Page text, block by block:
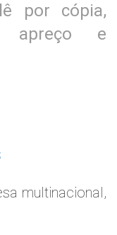
por cópia,
apreço e
multinacional,